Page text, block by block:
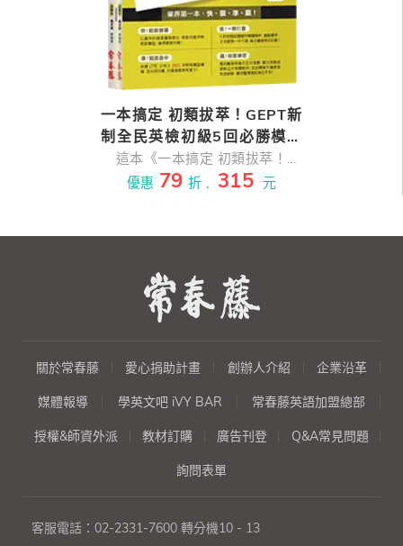
一本搞定 初類拔萃！GEPT新
制全民英檢初級5回必勝模擬
試題+詳解(初試+複試)-試題本
+詳解本+QR Code音檔
這本《一本搞定 初類拔萃！
GEPT新制全民英檢初級5回必勝
拔萃！GEPT新制全民英檢初級5
試)(2書)》是姐妹作，皆依據
LTTC 公布之2021年新制題型編
寫，百分百仿真，大幅增進應考
優惠 79 折 , 315 元
關於常春藤 愛心捐助計畫 創辦人介紹 企業沿革
媒體報導 學英文吧 iVY BAR 常春藤英語加盟總部
授權&師資外派 教材訂購 廣告刊登 Q&A常見問題
詢問表單
客服電話： 02-2331-7600 轉分機10 - 13